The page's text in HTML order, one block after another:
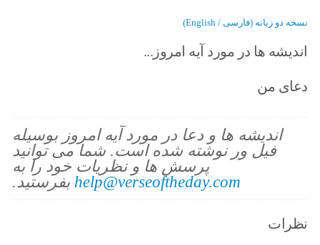
نسخه دو زبانه (فارسی / English)
اندیشه ها در مورد آیه امروز...
دعای من
اندیشه ها و دعا در مورد آیه امروز بوسیله
فیل ور نوشته شده است. شما می توانید
پرسش ها و نظریات خود را به
help@verseoftheday.com بفرستید.
نظرات